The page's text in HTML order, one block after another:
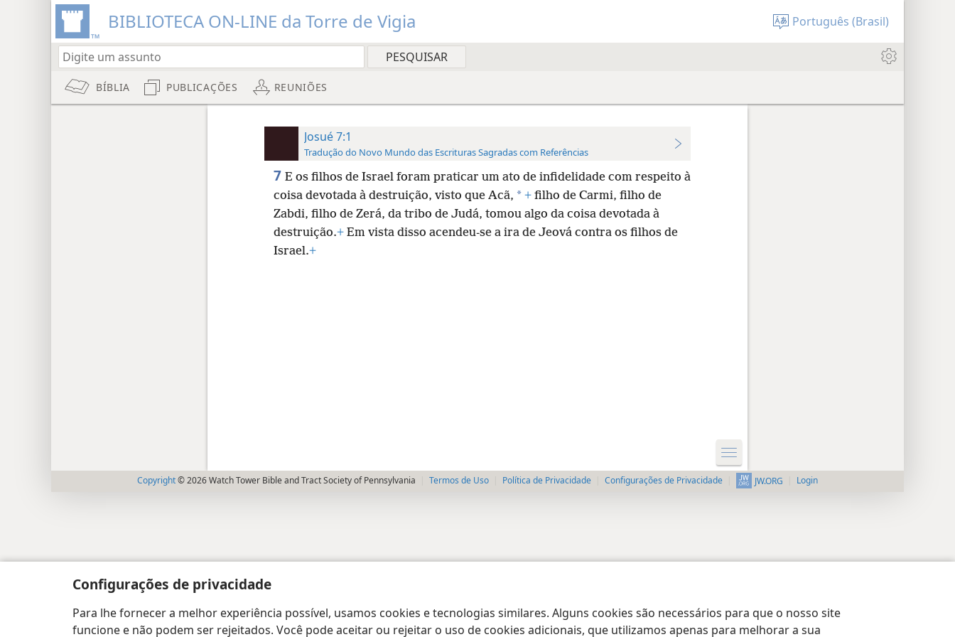
Configurações de privacidade
Para lhe fornecer a melhor experiência possível, usamos cookies e tecnologias similares. Alguns cookies são necessários para que o nosso site
funcione e não podem ser rejeitados. Você pode aceitar ou rejeitar o uso de cookies adicionais, que utilizamos apenas para melhorar a sua
BIBLIOTECA ON-LINE da Torre de Vigia Português (Brasil)
BÍBLIA PUBLICAÇÕES REUNIÕES
Josué 7:1
Tradução do Novo Mundo das Escrituras Sagradas com Referências
7 E os filhos de Israel foram praticar um ato de infidelidade com respeito à
coisa devotada à destruição, visto que Acã, * +filho de Carmi, filho de
Zabdi, filho de Zerá, da tribo de Judá, tomou algo da coisa devotada à
destruição.+Em vista disso acendeu-se a ira de Jeová contra os filhos de
Israel.+
Copyright© 2026 Watch Tower Bible and Tract Society of Pennsylvania Termos de Uso Política de Privacidade Configurações de Privacidade JW.ORG Login